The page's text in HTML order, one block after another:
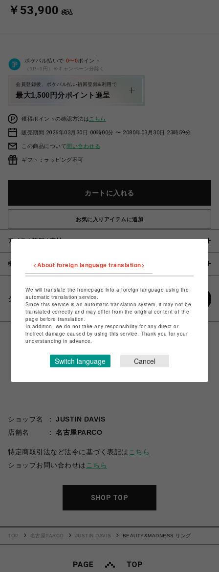
￥53,900 税込
ポケパル払いで 0〜0ポイント
（1P=1円）※キャンペーン分除く
会員登録後、ポケパル払い初回登録&利用で
最大1,500円分ポイント進呈
獲得ポイントの確認方法は こちら
販売期間 2026年03月30日 00時00分 〜 2080年03月30日 23時59分
この商品について問い合わせる
ギフト：ラッピング不可
カートに入れる
お気に入りアイテムに追加
アイテム説明 / 素材
概要
シェアする
ショップ名
JUSTIN DAVIS
店舗名
名古屋PARCO
特定商取引法など法令に基づく表記は こちら
ショップお問い合わせは こちら
SHOP TOP
TOP 名古屋PARCO JUSTIN DAVIS BEAUTY&MADNESS リング
<About foreign language translation>
We will translate the homepage into a foreign language using the
automatic translation service.
Since this service is an automatic translation system, it may not be
translated correctly and may differ from the original content of the
page before translation.
In addition, we do not take any responsibility for any direct or
indirect damage caused by using this service. Thank you for your
understanding in advance.
Switch language Cancel